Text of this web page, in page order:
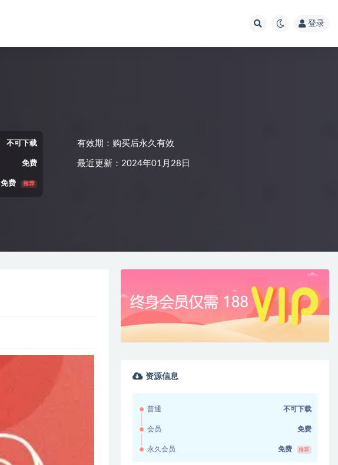
登录
不可下载
免费
免费 推荐
有效期：购买后永久有效
最近更新：2024年01月28日
资源信息
普通 不可下载
会员 免费
永久会员 免费 推荐